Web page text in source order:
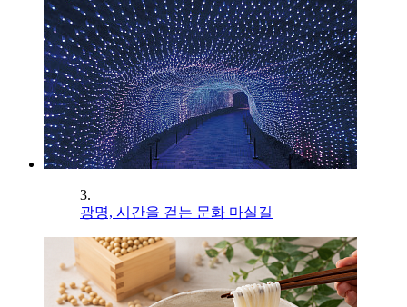
3.
광명, 시간을 걷는 문화 마실길